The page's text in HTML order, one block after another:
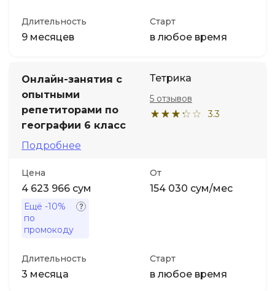
Длительность
9 месяцев
Старт
в любое время
Онлайн-занятия с
опытными
репетиторами по
географии 6 класс
Подробнее
Тетрика
3.3
5 отзывов
Цена
4 623 966 сум
Ещё -10%
по
промокоду
От
154 030 сум/мес
Длительность
3 месяца
Старт
в любое время